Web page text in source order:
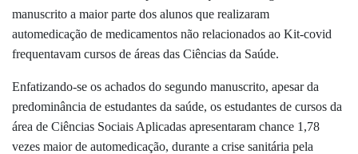
manuscrito a maior parte dos alunos que realizaram
automedicação de medicamentos não relacionados ao Kit-covid
frequentavam cursos de áreas das Ciências da Saúde.
Enfatizando-se os achados do segundo manuscrito, apesar da
predominância de estudantes da saúde, os estudantes de cursos da
área de Ciências Sociais Aplicadas apresentaram chance 1,78
vezes maior de automedicação, durante a crise sanitária pela